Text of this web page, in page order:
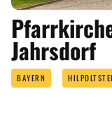
Jahrsdorf
BAYERN